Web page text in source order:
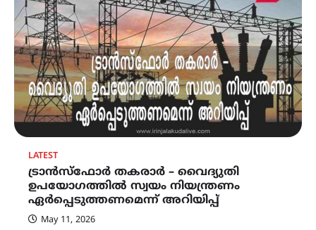
LATEST
ട്രാൻസ്ഫോർ തകരാർ – വൈദ്യുതി
ഉപയോഗത്തിൽ സ്വയം നിയന്ത്രണം
ഏർപ്പെടുത്തണമെന്ന് അറിയിപ്പ്
May 11, 2026